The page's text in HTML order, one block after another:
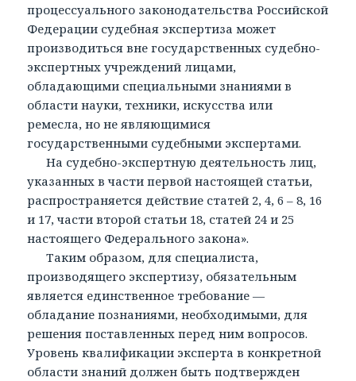
процессуального законодательства Российской
Федерации судебная экспертиза может
производиться вне государственных судебно-
экспертных учреждений лицами,
обладающими специальными знаниями в
области науки, техники, искусства или
ремесла, но не являющимися
государственными судебными экспертами.
На судебно-экспертную деятельность лиц,
указанных в части первой настоящей статьи,
распространяется действие статей 2, 4, 6 – 8, 16
и 17, части второй статьи 18, статей 24 и 25
настоящего Федерального закона».
Таким образом, для специалиста,
производящего экспертизу, обязательным
является единственное требование —
обладание познаниями, необходимыми, для
решения поставленных перед ним вопросов.
Уровень квалификации эксперта в конкретной
области знаний должен быть подтвержден